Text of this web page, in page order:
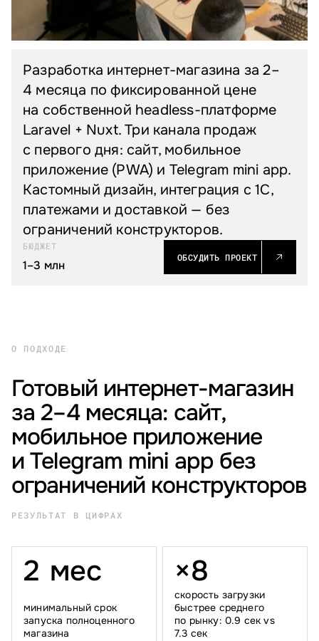
Разработка интернет-магазина за 2–
4 месяца по фиксированной цене
на собственной headless-платформе
Laravel + Nuxt. Три канала продаж
с первого дня: сайт, мобильное
приложение (PWA) и Telegram mini app.
Кастомный дизайн, интеграция с 1С,
платежами и доставкой — без
ограничений конструкторов.
БЮДЖЕТ
1–3 млн
ОБСУДИТЬ ПРОЕКТ
О ПОДХОДЕ
Готовый интернет-магазин
за 2–4 месяца: сайт,
мобильное приложение
и Telegram mini app без
ограничений конструкторов
РЕЗУЛЬТАТ В ЦИФРАХ
2 мес
минимальный срок
запуска полноценного
магазина
×8
скорость загрузки
быстрее среднего
по рынку: 0.9 сек vs
7.3 сек